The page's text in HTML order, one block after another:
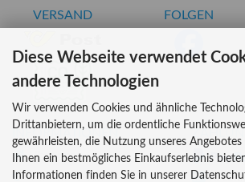
VERSAND FOLGEN
INFORMATIONEN
Über uns
Versandkosten
Diese Webseite verwendet
andere Technologien
Wir verwenden Cookies und ähnliche
Drittanbietern, um die ordentliche
gewährleisten, die Nutzung unseres
Ihnen ein bestmögliches Einkaufserlebnis
Informationen finden Sie in unserer